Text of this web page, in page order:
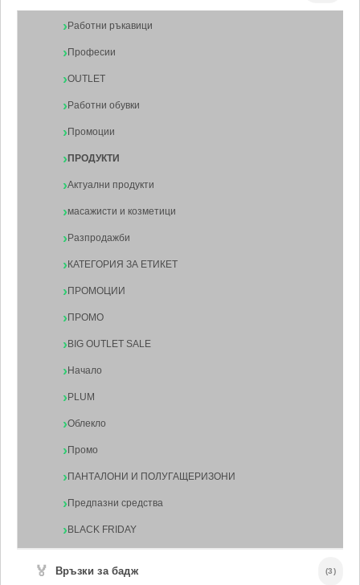
Работни ръкавици
Професии
OUTLET
Работни обувки
Промоции
ПРОДУКТИ
Актуални продукти
масажисти и козметици
Разпродажби
КАТЕГОРИЯ ЗА ЕТИКЕТ
ПРОМОЦИИ
ПРОМО
BIG OUTLET SALE
Начало
PLUM
Облекло
Промо
ПАНТАЛОНИ И ПОЛУГАЩЕРИЗОНИ
Предпазни средства
BLACK FRIDAY
🏅 Връзки за бадж (3)